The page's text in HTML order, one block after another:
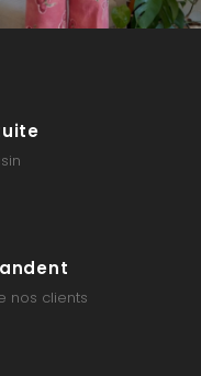
nos clients